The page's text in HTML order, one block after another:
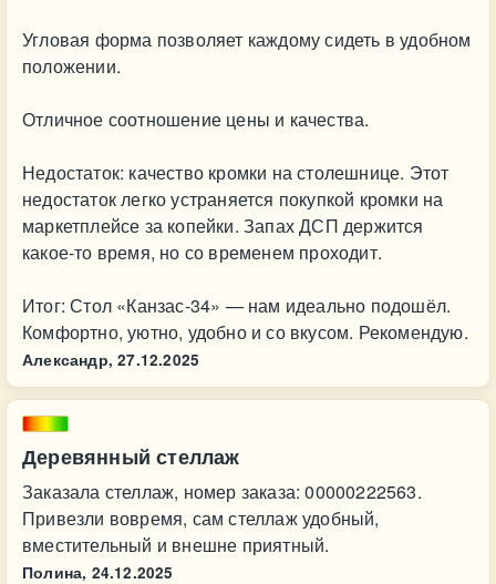
Угловая форма позволяет каждому сидеть в удобном
положении.
Отличное соотношение цены и качества.
Недостаток: качество кромки на столешнице. Этот
недостаток легко устраняется покупкой кромки на
маркетплейсе за копейки. Запах ДСП держится
какое-то время, но со временем проходит.
Итог: Стол «Канзас-34» — нам идеально подошёл.
Комфортно, уютно, удобно и со вкусом. Рекомендую.
Александр, 27.12.2025
Деревянный стеллаж
Заказала стеллаж, номер заказа: 00000222563.
Привезли вовремя, сам стеллаж удобный,
вместительный и внешне приятный.
Полина, 24.12.2025